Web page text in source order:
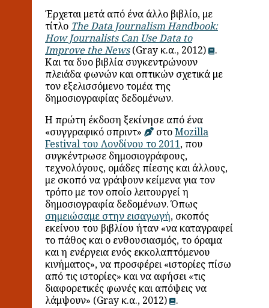
Έρχεται μετά από ένα άλλο βιβλίο, με
τίτλο The Data Journalism Handbook:
How Journalists Can Use Data to
Improve the News(Gray κ.α., 2012)
.
Και τα δυο βιβλία συγκεντρώνουν
πλειάδα φωνών και οπτικών σχετικά με
τον εξελισσόμενο τομέα της
δημοσιογραφίας δεδομένων.
Η πρώτη έκδοση ξεκίνησε από ένα
«συγγραφικό σπριντ»
στοMozilla
Festival του Λονδίνου το 2011, που
συγκέντρωσε δημοσιογράφους,
τεχνολόγους, ομάδες πίεσης και άλλους,
με σκοπό να γράψουν κείμενα για τον
τρόπο με τον οποίο λειτουργεί η
δημοσιογραφία δεδομένων. Όπως
σημειώσαμε στην εισαγωγή, σκοπός
εκείνου του βιβλίου ήταν «να καταγραφεί
το πάθος και ο ενθουσιασμός, το όραμα
και η ενέργεια ενός εκκολαπτόμενου
κινήματος», να προσφέρει «ιστορίες πίσω
από τις ιστορίες» και να αφήσει «τις
διαφορετικές φωνές και απόψεις να
λάμψουν» (Gray κ.α., 2012)
.